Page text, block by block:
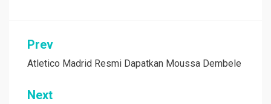
Navigasi
pos
Prev
Atletico Madrid Resmi Dapatkan Moussa Dembele
Next